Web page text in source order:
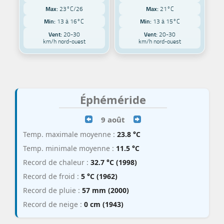
Max: 23°C/26
Min: 13 à 16°C
Vent:20-30
km/h nord-ouest
Max: 21°C
Min: 13 à 15°C
Vent: 20-30
km/h nord-ouest
Éphéméride
9 août
Temp. maximale moyenne : 23.8 °C
Temp. minimale moyenne : 11.5 °C
Record de chaleur : 32.7 °C (1998)
Record de froid : 5 °C (1962)
Record de pluie : 57 mm (2000)
Record de neige : 0 cm (1943)